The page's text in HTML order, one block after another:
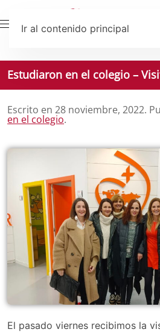
Ir al contenido principal
Estudiaron en el colegio –
Escrito en 28 noviembre, 2022.
en el colegio.
El pasado viernes recibimos la